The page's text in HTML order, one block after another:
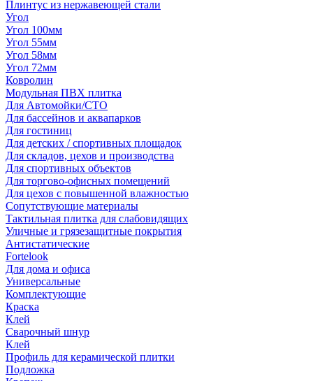
Плинтус из нержавеющей стали
Угол
Угол 100мм
Угол 55мм
Угол 58мм
Угол 72мм
Ковролин
Модульная ПВХ плитка
Для Автомойки/СТО
Для бассейнов и аквапарков
Для гостиниц
Для детских / спортивных площадок
Для складов, цехов и производства
Для спортивных объектов
Для торгово-офисных помещений
Для цехов с повышенной влажностью
Сопутствующие материалы
Тактильная плитка для слабовидящих
Уличные и грязезащитные покрытия
Антистатические
Fortelook
Для дома и офиса
Универсальные
Комплектующие
Краска
Клей
Сварочный шнур
Клей
Профиль для керамической плитки
Подложка